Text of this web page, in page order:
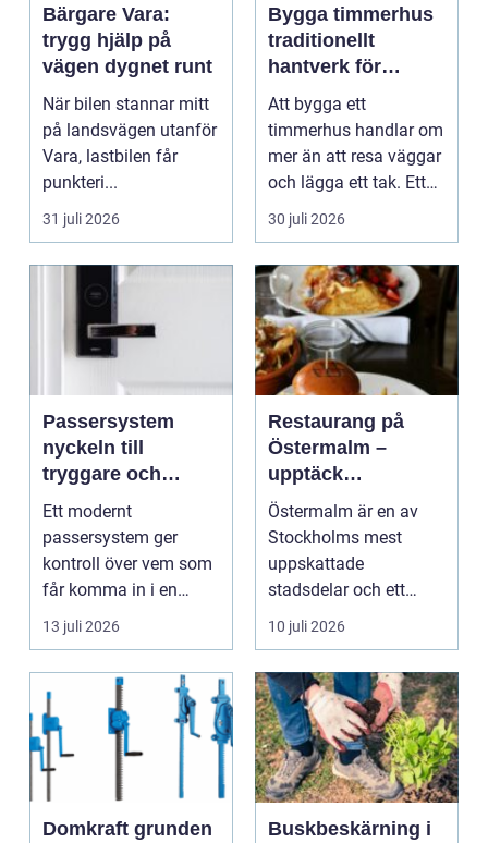
Bärgare Vara:
trygg hjälp på
vägen dygnet runt
När bilen stannar mitt
på landsvägen utanför
Vara, lastbilen får
punkteri...
31 juli 2026
Bygga timmerhus
traditionellt
hantverk för
moderna behov
Att bygga ett
timmerhus handlar om
mer än att resa väggar
och lägga ett tak. Ett
timmerhus är ett lå...
30 juli 2026
Passersystem
nyckeln till
tryggare och
smidigare tillträde
Ett modernt
passersystem ger
kontroll över vem som
får komma in i en
byggnad, när de får
13 juli 2026
Restaurang på
Östermalm –
upptäck
matupplevelser i
en av Stockholms
mest attraktiva
stadsdelar
Östermalm är en av
Stockholms mest
uppskattade
stadsdelar och ett
självklart val f&ou...
10 juli 2026
Domkraft grunden
Buskbeskärning i